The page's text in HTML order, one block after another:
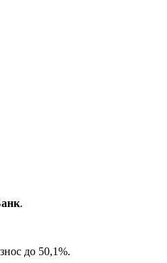
.
до 50,1%.